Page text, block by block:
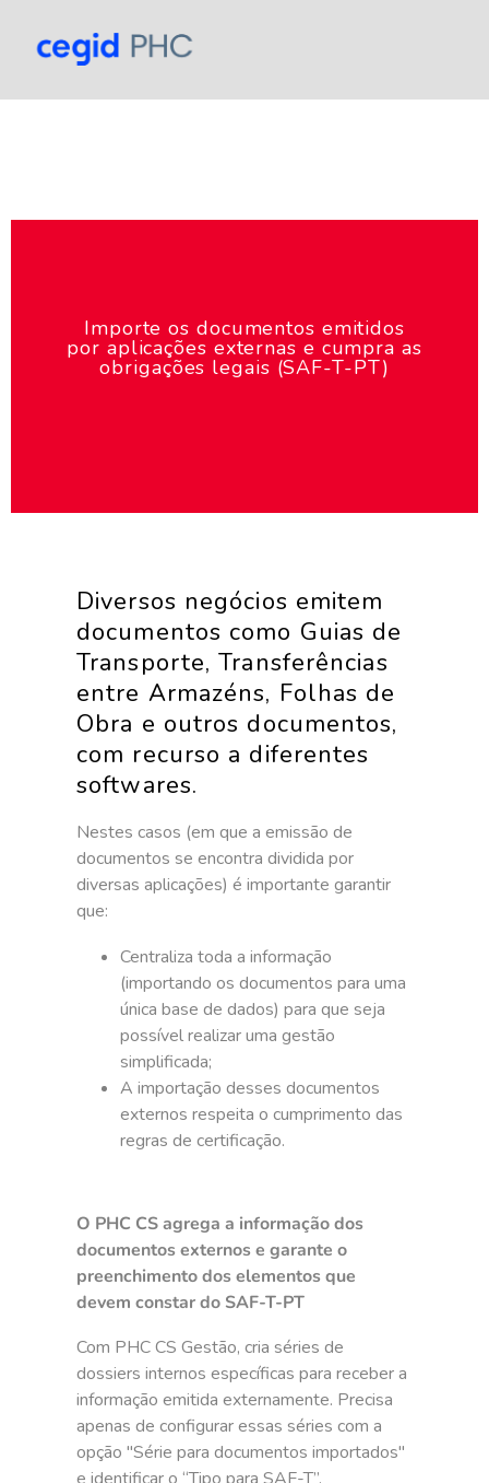
Importe os documentos emitidos
por aplicações externas e cumpra as
obrigações legais (SAF-T-PT)
Diversos negócios emitem
documentos como Guias de
Transporte, Transferências
entre Armazéns, Folhas de
Obra e outros documentos,
com recurso a diferentes
softwares.
Nestes casos (em que a emissão de
documentos se encontra dividida por
diversas aplicações) é importante garantir
que:
Centraliza toda a informação
(importando os documentos para uma
única base de dados) para que seja
possível realizar uma gestão
simplificada;
A importação desses documentos
externos respeita o cumprimento das
regras de certificação.
O PHC CS agrega a informação dos
documentos externos e garante o
preenchimento dos elementos que
devem constar do SAF-T-PT
Com PHC CS Gestão, cria séries de
dossiers internos específicas para receber a
informação emitida externamente. Precisa
apenas de configurar essas séries com a
opção "Série para documentos importados"